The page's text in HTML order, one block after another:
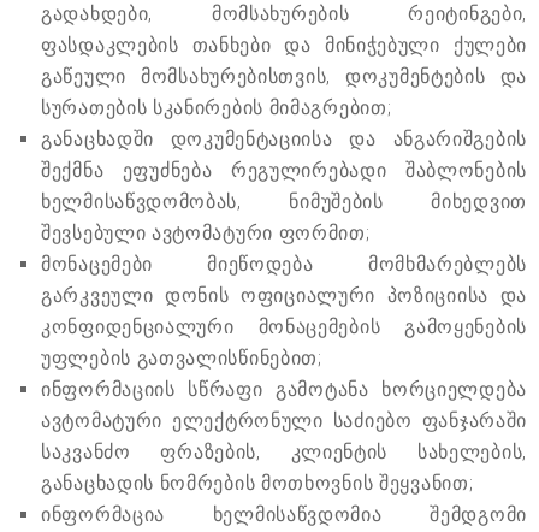
გადახდები, მომსახურების რეიტინგები,
ფასდაკლების თანხები და მინიჭებული ქულები
გაწეული მომსახურებისთვის, დოკუმენტების და
სურათების სკანირების მიმაგრებით;
განაცხადში დოკუმენტაციისა და ანგარიშგების
შექმნა ეფუძნება რეგულირებადი შაბლონების
ხელმისაწვდომობას, ნიმუშების მიხედვით
შევსებული ავტომატური ფორმით;
მონაცემები მიეწოდება მომხმარებლებს
გარკვეული დონის ოფიციალური პოზიციისა და
კონფიდენციალური მონაცემების გამოყენების
უფლების გათვალისწინებით;
ინფორმაციის სწრაფი გამოტანა ხორციელდება
ავტომატური ელექტრონული საძიებო ფანჯარაში
საკვანძო ფრაზების, კლიენტის სახელების,
განაცხადის ნომრების მოთხოვნის შეყვანით;
ინფორმაცია ხელმისაწვდომია შემდგომი